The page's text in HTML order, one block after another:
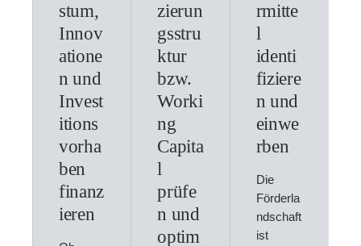
stum,
Innov
atione
n und
Invest
itions
vorha
ben
finanz
ieren
zierun
gsstru
ktur
bzw.
Worki
ng
Capita
l
prüfe
n und
optim
rmitte
l
identi
fiziere
n und
einwe
rben
Die
Förderla
ndschaft
ist